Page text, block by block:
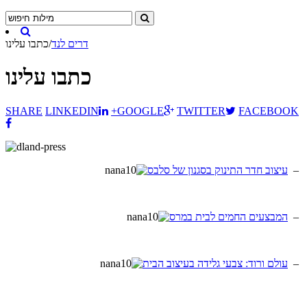
דרים לנד/כתבו עלינו
כתבו עלינו
SHARE LINKEDIN +GOOGLE TWITTER FACEBOOK
– עיצוב חדר התינוק בסגנון של סלבס
– המבצעים החמים לבית במרס
– עולם ורוד: צבעי גלידה בעיצוב הבית